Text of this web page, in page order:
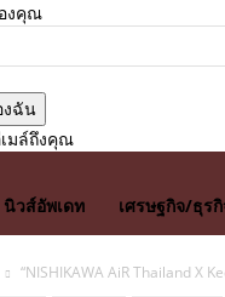
งคุณ
มล์ถึงคุณ
นิวส์อัพเดท เศรษฐกิจ/ธุร
“NISHIKAWA AiR Thailand X